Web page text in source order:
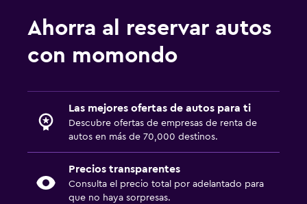
Ahorra al reservar autos
con momondo
Las mejores ofertas de autos para ti
Descubre ofertas de empresas de renta de
autos en más de 70,000 destinos.
Precios transparentes
Consulta el precio total por adelantado para
que no haya sorpresas.